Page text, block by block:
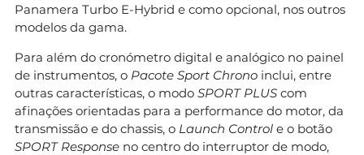
Panamera Turbo E-Hybrid e como opcional, nos outros
modelos da gama.
Para além do cronómetro digital e analógico no painel
de instrumentos, o Pacote Sport Chrono inclui, entre
outras características, o modo SPORT PLUS com
afinações orientadas para a performance do motor, da
transmissão e do chassis, o Launch Control e o botão
SPORT Response no centro do interruptor de modo,